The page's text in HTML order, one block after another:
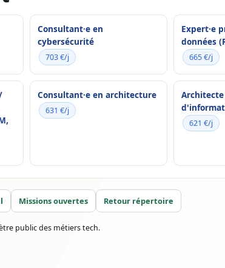
Consultant·e en
cybersécurité
703 €/j
Expert·e
données
665 €/j
Consultant·e en architecture
631 €/j
621 €/j
Missions ouvertes Retour répertoire
public des métiers tech.